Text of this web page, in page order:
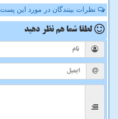
نظرات بینندگان در مورد این پست
لطفا شما هم نظر دهید